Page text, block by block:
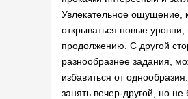
Увлекательное ощущение,
открываться новые уровни,
продолжению. С другой
разнообразнее задания,
избавиться от
занять вечер-другой, но не